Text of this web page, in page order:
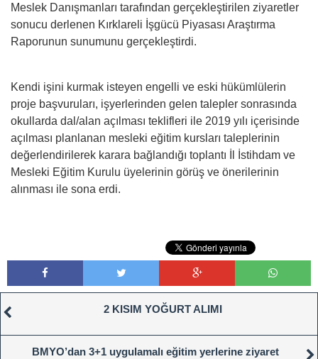
Meslek Danışmanları tarafından gerçekleştirilen ziyaretler
sonucu derlenen Kırklareli İşgücü Piyasası Araştırma
Raporunun sunumunu gerçekleştirdi.
Kendi işini kurmak isteyen engelli ve eski hükümlülerin
proje başvuruları, işyerlerinden gelen talepler sonrasında
okullarda dal/alan açılması teklifleri ile 2019 yılı içerisinde
açılması planlanan mesleki eğitim kursları taleplerinin
değerlendirilerek karara bağlandığı toplantı İl İstihdam ve
Mesleki Eğitim Kurulu üyelerinin görüş ve önerilerinin
alınması ile sona erdi.
2 KISIM YOĞURT ALIMI
BMYO’dan 3+1 uygulamalı eğitim yerlerine ziyaret